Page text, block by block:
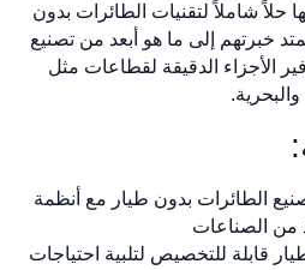
حلاً شاملاً لتقنيات الطائرات بدون
خبرتهم إلى ما هو أبعد من تصنيع
الأجزاء الدقيقة لقطاعات مثل
الطائرات بدون طيار مع أنظمة
قابلة للتخصيص لتلبية احتياجات